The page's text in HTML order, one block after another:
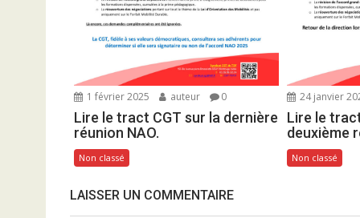
l
e
1 février 2025 auteur 0
Lire le tract CGT sur la dernière
réunion NAO.
Non classé
24 janvier
Lire le
deuxième
Non classé
LAISSER UN COMMENTAIRE